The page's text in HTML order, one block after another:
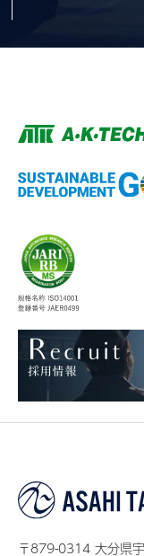
〒879-0314 大分県